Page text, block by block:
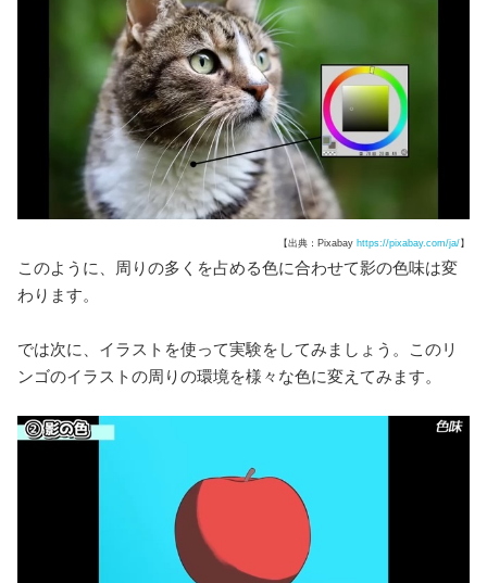
【出典：Pixabay https://pixabay.com/ja/】
このように、周りの多くを占める色に合わせて影の色味は変
わります。
では次に、イラストを使って実験をしてみましょう。このリ
ンゴのイラストの周りの環境を様々な色に変えてみます。